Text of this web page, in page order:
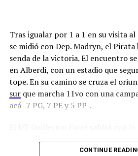
marca un gol desde Agosto, fecha
Deportivo Madryn y buscará volver
importante duelo del día domingo.
Posibles formaciones:
Estudiantes (RC): Adrian Peralta;
Gonzalo Maffini, Gastón Arturia,
Tras igualar por 1 a 1 en su visita
se midió con Dep. Madryn, el
senda de la victoria. El encuentro
en Alberdi, con un estadio que
tope. En su camino se cruza el
surque marcha 11vo con una
acá -7 PG, 7 PE y 5 PP-.
sufrido el plantel en el último
CONTINUE